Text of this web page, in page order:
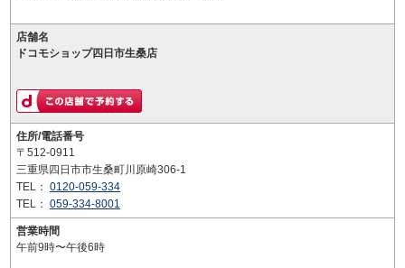
店舗名
ドコモショップ四日市生桑店
住所/電話番号
〒512-0911
三重県四日市市生桑町川原崎306-1
TEL： 0120-059-334
TEL： 059-334-8001
営業時間
午前9時〜午後6時